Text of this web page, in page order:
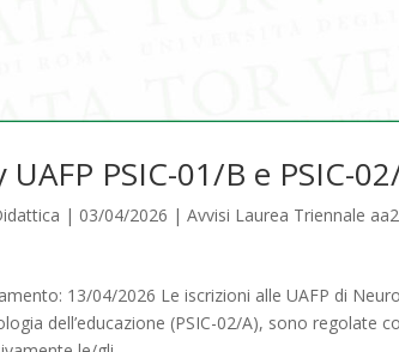
UAFP PSIC-01/B e PSIC-
| 03/04/2026 |Avvisi Laurea Triennale
13/04/2026 Le iscrizioni alle UAFP di
dell’educazione (PSIC-02/A), sono regolate